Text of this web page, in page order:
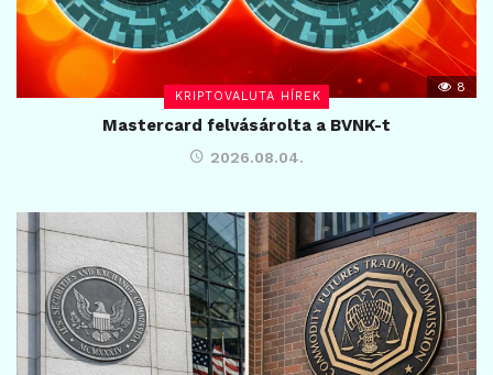
KRIPTOVALUTA HÍREK
8
Mastercard felvásárolta a BVNK-t
2026.08.04.